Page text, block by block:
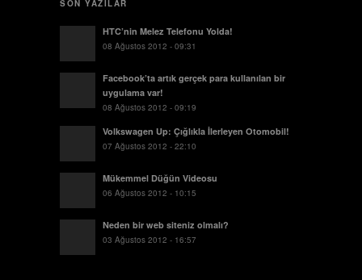
SON YAZILAR
HTC’nin Melez Telefonu Yolda!
08 Ağustos 2012 - 09:31
Facebook’ta artık gerçek para kullanılan bir
uygulama var!
08 Ağustos 2012 - 09:19
Volkswagen Up: Çığlıkla İlerleyen Otomobil!
07 Ağustos 2012 - 22:10
Mükemmel Düğün Videosu
06 Ağustos 2012 - 10:15
Neden bir web siteniz olmalı?
03 Ağustos 2012 - 16:57